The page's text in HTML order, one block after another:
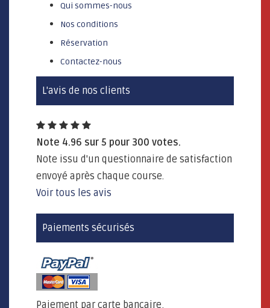
Qui sommes-nous
Nos conditions
Réservation
Contactez-nous
L'avis de nos clients
Note 4.96 sur 5 pour 300 votes.
Note issu d'un questionnaire de satisfaction
envoyé après chaque course.
Voir tous les avis
Paiements sécurisés
Paiement par carte bancaire,